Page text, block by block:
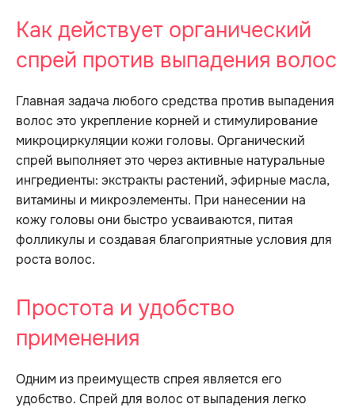
Как действует органический
спрей против выпадения волос
Главная задача любого средства против выпадения
волос это укрепление корней и стимулирование
микроциркуляции кожи головы. Органический
спрей выполняет это через активные натуральные
ингредиенты: экстракты растений, эфирные масла,
витамины и микроэлементы. При нанесении на
кожу головы они быстро усваиваются, питая
фолликулы и создавая благоприятные условия для
роста волос.
Простота и удобство
применения
Одним из преимуществ спрея является его
удобство. Спрей для волос от выпадения легко